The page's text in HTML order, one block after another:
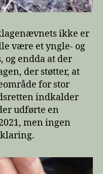
ikke er
være et yngle- og
og endda at der
der støtter, at
for stor
indkalder
udførte en
men ingen